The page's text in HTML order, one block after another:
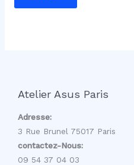
s
Atelier Asus Paris
Adresse:
3 Rue Brunel 75017 Paris
contactez-Nous:
09 54 37 04 03